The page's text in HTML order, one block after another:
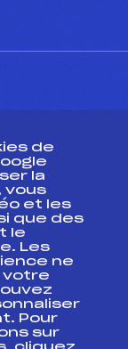
Suivi
de
la
vous
et les
que des
le
Les
ne
votre
Pour
sur